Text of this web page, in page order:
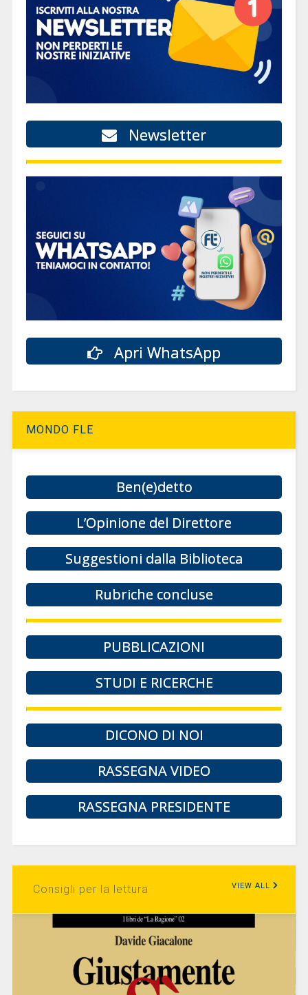
Newsletter
Apri WhatsApp
MONDO FLE
Ben(e)detto
L’Opinione del Direttore
Suggestioni dalla Biblioteca
Rubriche concluse
PUBBLICAZIONI
STUDI E RICERCHE
DICONO DI NOI
RASSEGNA VIDEO
RASSEGNA PRESIDENTE
Consigli per la lettura VIEW ALL